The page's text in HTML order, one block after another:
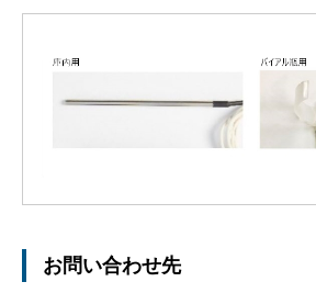
お問い合わせ先